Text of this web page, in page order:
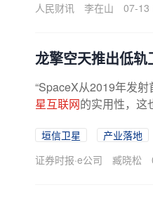
人民财讯
李在山 07-13
龙擎空天推出低
“SpaceX从2019年发射
星互联网的实用性，这
垣信卫星 产业落地
证券时报·e公司
臧晓松